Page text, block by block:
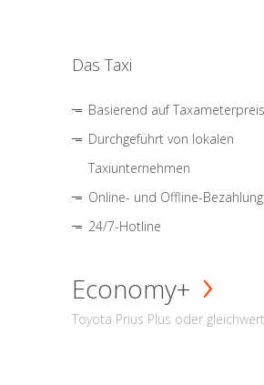
Das Taxi
Basierend auf Taxameterpreis
Durchgeführt von lokalen
Taxiunternehmen
Online- und Offline-
24/7-Hotline
Economy+
Toyota Prius Plus oder